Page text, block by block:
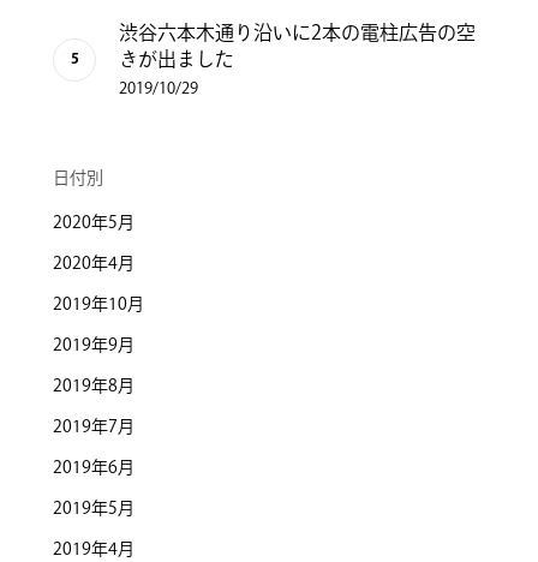
渋谷六本木通り沿いに2本の電柱広告の空
きが出ました
2019/10/29
日付別
2020年5月
2020年4月
2019年10月
2019年9月
2019年8月
2019年7月
2019年6月
2019年5月
2019年4月